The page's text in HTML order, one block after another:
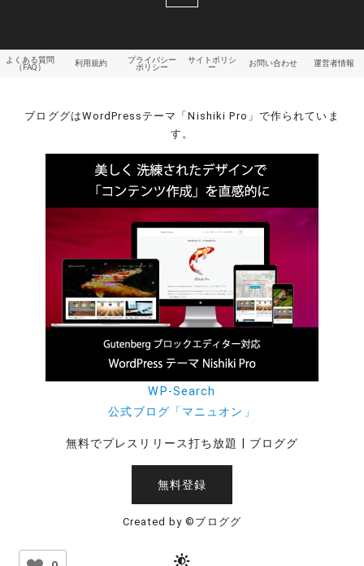
よくある質問
（FAQ）
利用規約
プライバシー
ポリシー
サイトポリシ
ー
お問い合わせ 運営者情報
ブロググはWordPressテーマ「Nishiki Pro」で作られていま
す。
WP-Search
公式ブログ「マニュオン」
無料でプレスリリース打ち放題 | ブロググ
無料登録
Created by ©ブロググ